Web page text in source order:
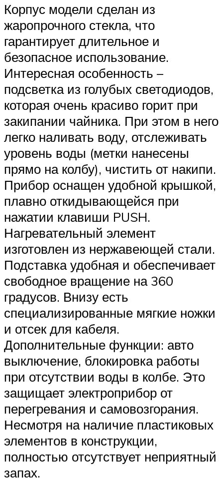
Корпус модели сделан из
жаропрочного стекла, что
гарантирует длительное и
безопасное использование.
Интересная особенность –
подсветка из голубых светодиодов,
которая очень красиво горит при
закипании чайника. При этом в него
легко наливать воду, отслеживать
уровень воды (метки нанесены
прямо на колбу), чистить от накипи.
Прибор оснащен удобной крышкой,
плавно откидывающейся при
нажатии клавиши PUSH.
Нагревательный элемент
изготовлен из нержавеющей стали.
Подставка удобная и обеспечивает
свободное вращение на 360
градусов. Внизу есть
специализированные мягкие ножки
и отсек для кабеля.
Дополнительные функции: авто
выключение, блокировка работы
при отсутствии воды в колбе. Это
защищает электроприбор от
перегревания и самовозгорания.
Несмотря на наличие пластиковых
элементов в конструкции,
полностью отсутствует неприятный
запах.